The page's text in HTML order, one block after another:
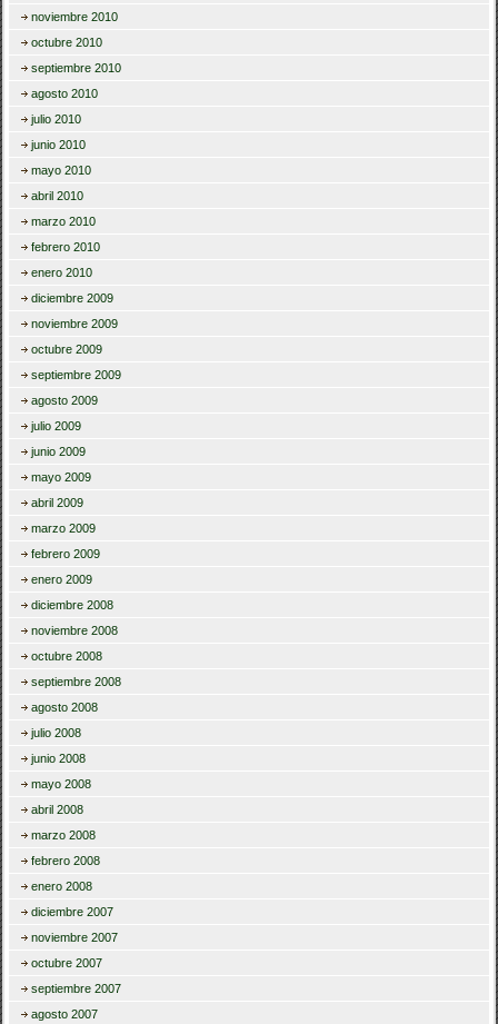
noviembre 2010
octubre 2010
septiembre 2010
agosto 2010
julio 2010
junio 2010
mayo 2010
abril 2010
marzo 2010
febrero 2010
enero 2010
diciembre 2009
noviembre 2009
octubre 2009
septiembre 2009
agosto 2009
julio 2009
junio 2009
mayo 2009
abril 2009
marzo 2009
febrero 2009
enero 2009
diciembre 2008
noviembre 2008
octubre 2008
septiembre 2008
agosto 2008
julio 2008
junio 2008
mayo 2008
abril 2008
marzo 2008
febrero 2008
enero 2008
diciembre 2007
noviembre 2007
octubre 2007
septiembre 2007
agosto 2007